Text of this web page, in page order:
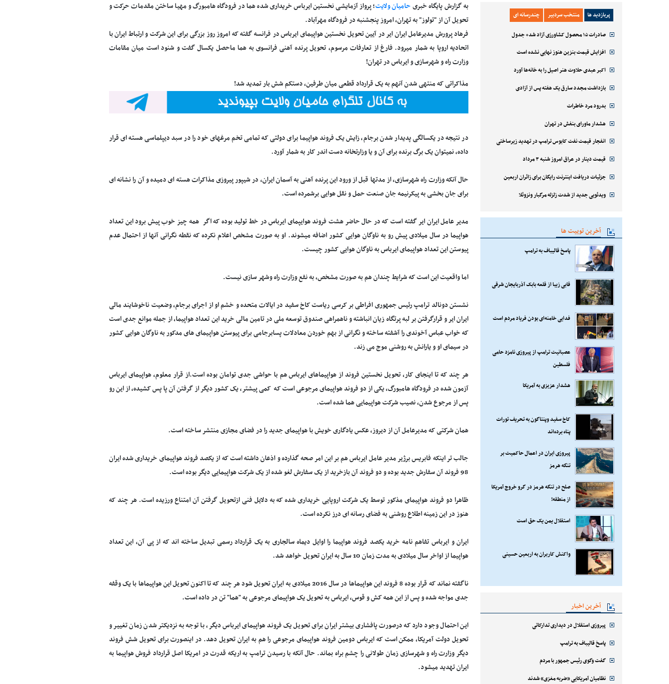
پربازدید ها منتخب سردبیر چندرسانه ای
صادرات ۱۵ محصول کشاورزی آزاد شد+ جدول
افزایش قیمت بنزین هنوز نهایی نشده است
اکبر عبدی حلاوت هنر اصیل را به خانه‌ها آورد
بازداشت مجدد سارق یک هفته پس از آزادی
بدرود مرد خاطرات
هشدار ماورای بنفش در تهران
انفجار قیمت نفت کابوس ترامپ در تهدید زیرساختی
قیمت دینار در عراق امروز شنبه ۳ مرداد
جزئیات دریافت اینترنت رایگان برای زائران اربعین
ویدئویی جدید از شدت زلزله مرگبار ونزوئلا
آخرین توییت ها
پاسخ قالیباف به ترامپ
قابی زیبا از قلعه بابک آذربایجان شرقی
فدایی خامنه‌ای بودن فریاد مردم است
عصبانیت ترامپ از پیروزی نامزد حامی
فلسطین
هشدار عزیزی به آمریکا
کاخ سفید وپنتاگون به تحریف تورات
پناه برده‌اند
پیروزی ایران در اعمال حاکمیت بر
تنگه هرمز
صلح در تنگه هرمز در گرو خروج آمریکا
از منطقه!
استقلال یمن یک حق است
واکنش کاربران به اربعین حسینی
آخرین اخبار
پیروزی استقلال در دیداری تدارکاتی
پاسخ قالیباف به ترامپ
گفت وگوی رئیس جمهور با مردم
نظامیان آمریکایی «ضربه مغزی» شدند
به گزارش پایگاه خبریحامیان ولایت؛ پرواز آزمایشی نخستین ایرباس خریداری شده هما در فرودگاه هامبورگ و مهیا ساختن مقدمات حرکت و
تحویل آن از "تولوز" به تهران، امروز پنجشنبه در فرودگاه مهرآباد.
فرهاد پرورش مدیرعامل ایران ایر در آیین تحویل نخستین هواپیمای ایرباس در فرانسه گفته که امروز روز بزرگی برای این شرکت و ارتباط ایران با
اتحادیه اروپا به شمار میرود. فارغ از تعارفات مرسوم، تحویل پرنده آهنی فرانسوی به هما ماحصل یکسال گفت و شنود است میان مقامات
وزارت راه و شهرسازی و ایرباس در تهران!
مذاکراتی که منتهی شدن آنهم به یک قرارداد قطعی میان طرفین، دستکم شش بار تمدید شد!
در نتیجه در یکسالگی پدیدار شدن برجام، زایش یک فروند هواپیما برای دولتی که تمامی تخم مرغهای خود را در سبد دیپلماسی هسته ای قرار
داده، نمیتوان یک برگ برنده برای آن و یا وزارتخانه دست اندر کار به شمار آورد.
حال آنکه وزارت راه شهرسازی، از مدتها قبل از ورود این پرنده آهنی به آسمان ایران، در شیپور پیروزی مذاکرات هسته ای دمیده و آن را نشانه ای
برای جان بخشی به پیکرنیمه جان صنعت حمل و نقل هوایی برشمرده است.
مدیر عامل ایران ایر گفته است که در حال حاضر هشت فروند هوایپمای ایرباس در خط تولید بوده که اگر همه چیز خوب پیش برود این تعداد
هواپیما در سال میلادی پیش رو به ناوگان هوایی کشور اضافه میشوند. او به صورت مشخص اعلام نکرده که نقطه نگرانی آنها از احتمال عدم
پیوستن این تعداد هواپیمای ایرباس به ناوگان هوایی کشور چیست.
اما واقعیت این است که شرایط چندان هم به صورت مشخص، به نفع وزارت راه وشهر سازی نیست.
نشستن دونالد ترامپ رئیس جمهوری افراطی بر کرسی ریاست کاخ سفید در ایالات متحده و خشم او از اجرای برجام، وضعیت ناخوشایند مالی
ایران ایر و قرارگرفتن بر لبه پرتگاه زیان انباشته و ناهمراهی صندوق توسعه ملی در تامین مالی خرید این تعداد هواپیما، از جمله موانع جدی است
که خواب عباس آخوندی را آشفته ساخته و نگرانی از بهم خوردن معادلات پسابرجامی برای پیوستن هواپیمای های مدکور به ناوگان هوایی کشور
در سیمای او و یارانش به روشنی موج می زند.
هر چند که تا اینجای کار، تحویل نخستین فروند از هواپیماهای ایرباس هم با حواشی جدی توامان بوده است.از قرار معلوم، هواپیمای ایرباس
آزمون شده در فرودگاه هامبورگ، یکی از دو فروند هواپیمای مرجوعی است که کمی پیشتر، یک کشور دیگر از گرفتن آن پا پس کشیده، از این رو
پس از مرجوع شدن، نصیب شرکت هواپیمایی هما شده است.
همان شرکتی که مدیرعامل آن از دیروز، عکس یادگاری خویش با هواپیمای جدید را در فضای مجازی منتشر ساخته است.
جالب تر اینکه فابریس برژیر مدیر عامل ایرباس هم بر این امر صحه گذارده و اذعان داشته است که از یکصد فروند هواپیمای خریداری شده ایران
98 فروند آن سفارش جدید بوده و دو فروند آن بازخرید از یک سفارش لغو شده از یک شرکت هواپیمایی دیگر بوده است.
ظاهرا دو فروند هواپیمای مذکور توسط یک شرکت اروپایی خریداری شده که به دلایل فنی ازتحویل گرفتن آن امتناع ورزیده است. هر چند که
هنوز در این زمینه اطلاع روشنی به فضای رسانه ای درز نکرده است.
ایران و ایرباس تفاهم نامه خرید یکصد فروند هواپیما را اوایل دیماه سالجاری به یک قرارداد رسمی تبدیل ساخته اند که از پی آن، این تعداد
هواپیما از اواخر سال میلادی به مدت زمان 10 سال به ایران تحویل خواهد شد.
ناگفته نماند که قرار بوده 8 فروند این هواپیماها در سال 2016 میلادی به ایران تحویل شود هر چند که تا اکنون تحویل این هواپیماها با یک وقفه
جدی مواجه شده و پس از این همه کش و قوس، ایرباس به تحویل یک هواپیمای مرجوعی به "هما" تن در داده است.
این احتمال وجود دارد که درصورت پافشاری بیشتر ایران برای تحویل یک فروند هواپیمای ایرباس دیگر، با توجه به نزدیکتر شدن زمان تغییر و
تحویل دولت آمریکا، ممکن است که ایرباس دومین فروند هواپیمای مرجوعی را هم به ایران تحویل دهد. در اینصورت برای تحویل شش فروند
دیگر وزارت راه و شهرسازی زمان طولانی را چشم براه بماند. حال آنکه با رسیدن ترامپ به اریکه قدرت در امریکا اصل قرارداد فروش هواپیما به
ایران تهدید میشود.